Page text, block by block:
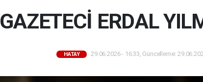
GAZETECİ ERDAL
HATAY 29.06.2026 - 16:33, Güncelleme: